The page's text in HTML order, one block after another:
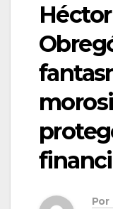
Por